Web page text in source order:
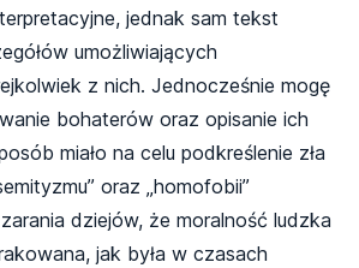
jednak sam tekst
umożliwiających
z nich. Jednocześnie mogę
bohaterów oraz opisanie ich
miało na celu podkreślenie zła
oraz „homofobii”
dziejów, że moralność ludzka
jak była w czasach